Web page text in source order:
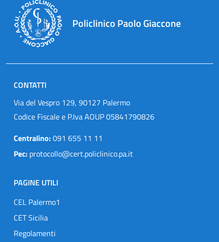
Policlinico Paolo Giaccone
CONTATTI
Via del Vespro 129, 90127 Palermo
Codice Fiscale e P.Iva AOUP 05841790826
Centralino:091 655 11 11
Pec: protocollo@cert.policlinico.pa.it
PAGINE UTILI
CEL Palermo1
CET Sicilia
Regolamenti